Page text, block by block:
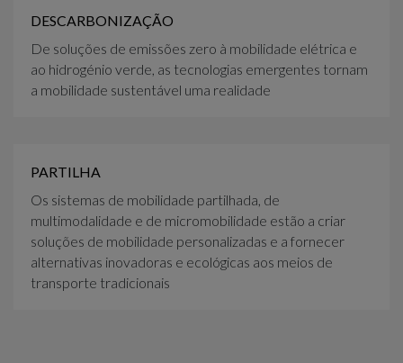
DESCARBONIZAÇÃO
De soluções de emissões zero à mobilidade elétrica e
ao hidrogénio verde, as tecnologias emergentes tornam
a mobilidade sustentável uma realidade
PARTILHA
Os sistemas de mobilidade partilhada, de
multimodalidade e de micromobilidade estão a criar
soluções de mobilidade personalizadas e a fornecer
alternativas inovadoras e ecológicas aos meios de
transporte tradicionais